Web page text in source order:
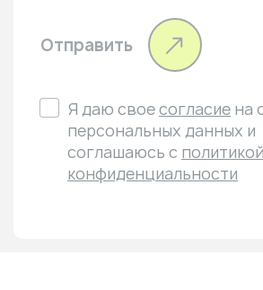
Отправить
Я даю своесогласие на
персональных данных и
соглашаюсь с политикой
конфиденциальности